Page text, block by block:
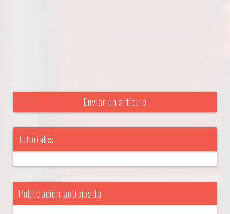
Enviar un artículo
Tutoriales
Publicación anticipada